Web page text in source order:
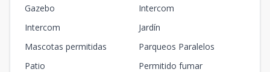
32184m2
3
32184m2 33m2
4 3 2
Gazebo
Intercom
Intercom
Jardín
Mascotas permitidas
Parqueos Paralelos
Patio
Permitido fumar